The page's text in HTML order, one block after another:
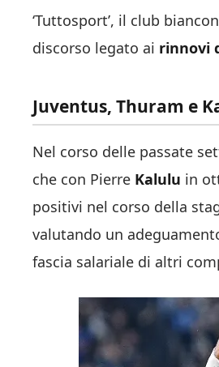
‘Tuttosport’, il club
discorso legato ai rinnovi
Juventus, Thuram e
Nel corso delle passate
che con Pierre Kalulu in
positivi nel corso della
valutando un
fascia salariale di altri